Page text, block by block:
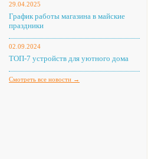
29.04.2025
График работы магазина в майские
праздники
02.09.2024
ТОП-7 устройств для уютного дома
Смотреть все новости →